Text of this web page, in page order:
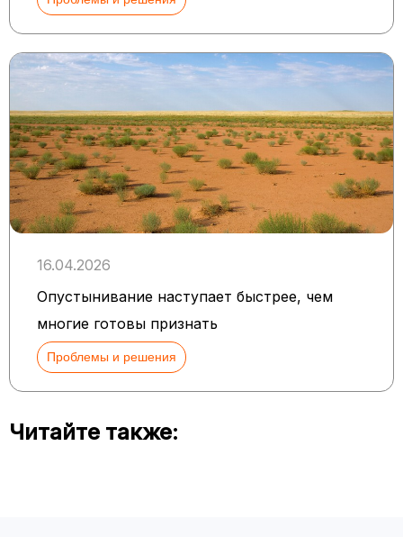
16.04.2026
Опустынивание наступает быстрее, чем
многие готовы признать
Проблемы и решения
Читайте также: